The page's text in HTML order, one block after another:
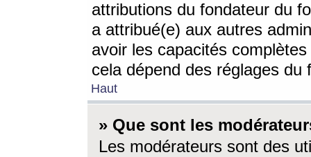
attributions du fondateur du
a attribué(e) aux autres
avoir les capacités
cela dépend des réglages du
Haut
» Que sont les
Les modérateurs sont des